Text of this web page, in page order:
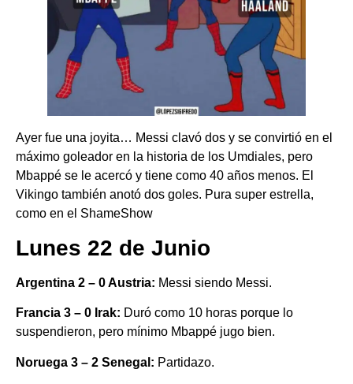
Ayer fue una joyita… Messi clavó dos y se convirtió en el
máximo goleador en la historia de los Umdiales, pero
Mbappé se le acercó y tiene como 40 años menos. El
Vikingo también anotó dos goles. Pura super estrella,
como en el ShameShow
Lunes 22 de Junio
Argentina 2 – 0 Austria: Messi siendo Messi.
Francia 3 – 0 Irak: Duró como 10 horas porque lo
suspendieron, pero mínimo Mbappé jugo bien.
Noruega 3 – 2 Senegal: Partidazo.